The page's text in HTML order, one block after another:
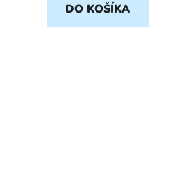
DO KOŠÍKA